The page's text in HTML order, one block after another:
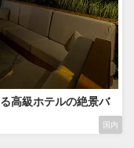
国内
高級ホテルの絶景バ